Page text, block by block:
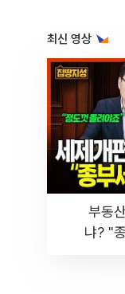
최신 영상
부동
냐? "